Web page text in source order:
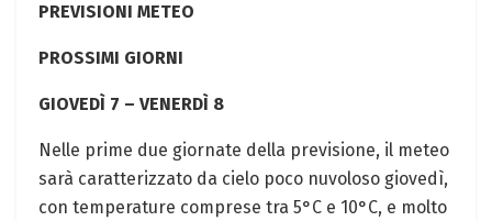
PREVISIONI METEO
PROSSIMI GIORNI
GIOVEDÌ 7 – VENERDÌ 8
Nelle prime due giornate della previsione, il meteo
sarà caratterizzato da cielo poco nuvoloso giovedì,
con temperature comprese tra 5°C e 10°C, e molto